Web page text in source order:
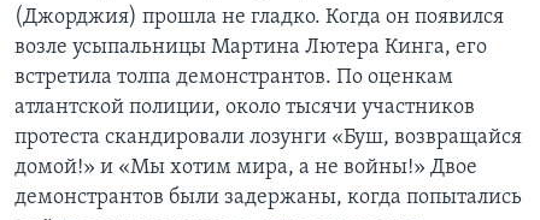
НЬЮ-ЙОРК NEW YORK
АМЕРИКА. БОЛЬШОЕ ПУТЕШЕСТВИЕ
ТЕСТЫ
ВИДЕО
ПОДПИСКА НА НОВОСТИ
(Джорджия) прошла не гладко. Когда он появился
возле усыпальницы Мартина Лютера Кинга, его
встретила толпа демонстрантов. По оценкам
атлантской полиции, около тысячи участников
протеста скандировали лозунги «Буш, возвращайся
домой!» и «Мы хотим мира, а не войны!» Двое
демонстрантов были задержаны, когда попытались